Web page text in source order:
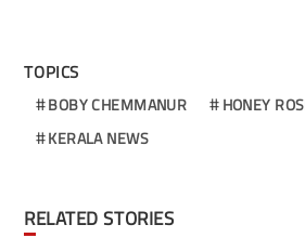
TOPICS
BOBY CHEMMANUR
HONEY
KERALA NEWS
RELATED STORIES